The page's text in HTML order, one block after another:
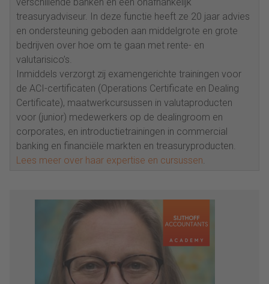
verschillende banken en een onafhankelijk
treasuryadviseur. In deze functie heeft ze 20 jaar advies
en ondersteuning geboden aan middelgrote en grote
bedrijven over hoe om te gaan met rente- en
valutarisico’s.
Inmiddels verzorgt zij examengerichte trainingen voor
de ACI-certificaten (Operations Certificate en Dealing
Certificate), maatwerkcursussen in valutaproducten
voor (junior) medewerkers op de dealingroom en
corporates, en introductietrainingen in commercial
banking en financiële markten en treasuryproducten.
Lees meer over haar expertise en cursussen.